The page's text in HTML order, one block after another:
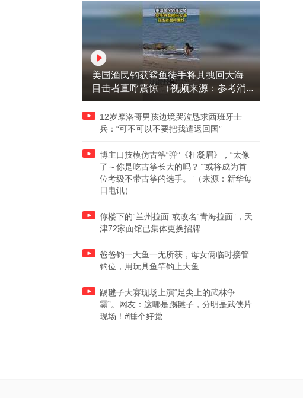
美国渔民钓获鲨鱼徒手将其拽回大海
目击者直呼震惊 （视频来源：参考消
息）
12岁摩洛哥男孩边境哭泣恳求西班牙士
兵：“可不可以不要把我遣返回国”
博主口技模仿古筝“弹”《枉凝眉》，“太像
了～你是吃古筝长大的吗？”“或将成为首
位考级不带古筝的选手。”（来源：新华每
日电讯）
你楼下的“兰州拉面”或改名“青海拉面”，天
津72家面馆已集体更换招牌
爸爸钓一天鱼一无所获，母女俩临时接管
钓位，用玩具鱼竿钓上大鱼
踢毽子大赛现场上演“足尖上的武林争
霸”。网友：这哪是踢毽子，分明是武侠片
现场！#睡个好觉